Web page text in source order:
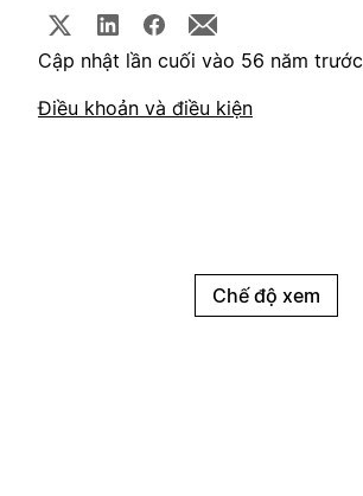
Cập nhật lần cuối vào 56 năm trước
Điều khoản và điều kiện
Chế độ xem